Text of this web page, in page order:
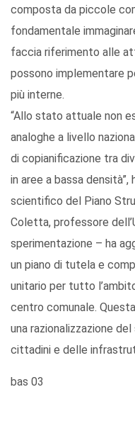
composta da piccole
fondamentale
faccia riferimento alle
possono implementare
più interne.
“Allo stato attuale non
analoghe a livello
di copianificazione tra
in aree a bassa
scientifico del Piano
Coletta, professore
sperimentazione – ha
un piano di tutela e
unitario per tutto
centro comunale.
una razionalizzazione
cittadini e delle
bas 03